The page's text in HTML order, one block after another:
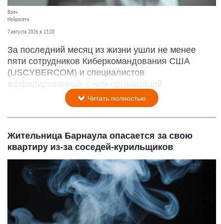
Врач
Нейросети
7 августа 2026 в 13:20
За последний месяц из жизни ушли не менее
пяти сотрудников Киберкомандования США
(USCYBERCOM) и специалистов
аффилированных с ним организаций.
Читать полностью
Жительница Барнаула опасается за свою
квартиру из-за соседей-курильщиков